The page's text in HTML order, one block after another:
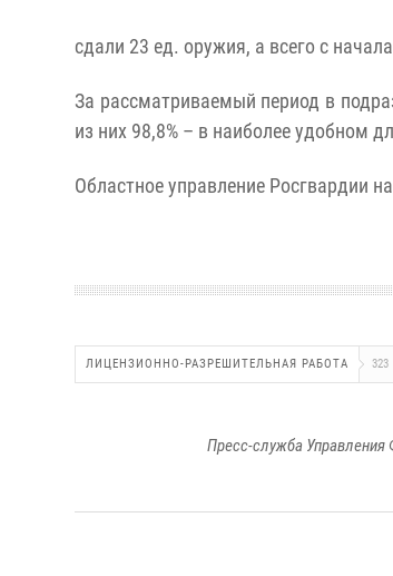
сдали 23 ед. оружия, а всего с
За рассматриваемый период в
из них 98,8% – в наиболее удобном
Областное управление Росгвардии
ЛИЦЕНЗИОННО-РАЗРЕШИТЕЛЬНАЯ РАБОТА 323
Пресс-служба Управления